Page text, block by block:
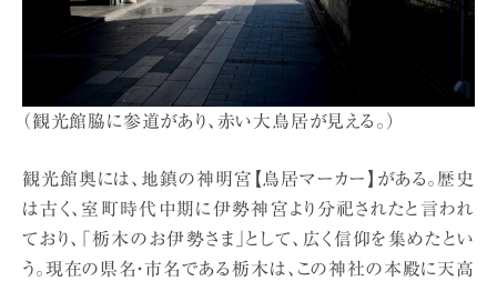
（観光館脇に参道があり、赤い大鳥居が見える。）
観光館奥には、地鎮の神明宮【鳥居マーカー】がある。歴史
は古く、室町時代中期に伊勢神宮より分祀されたと言われ
ており、「栃木のお伊勢さま」として、広く信仰を集めたとい
う。現在の県名・市名である栃木は、この神社の本殿に天高